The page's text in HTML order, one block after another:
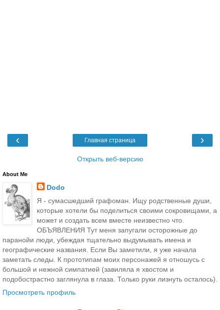
‹ ›
Главная страница
Открыть веб-версию
About Me
Dodo
Я - сумасшедший графоман. Ищу родственные души,
которые хотели бы поделиться своими сокровищами, а
может и создать всем вместе неизвестно что.
ОБЪЯВЛЕНИЯ Тут меня запугали осторожные до
паранойи люди, убеждая тщательно выдумывать имена и
географические названия. Если Вы заметили, я уже начала
заметать следы. К прототипам моих персонажей я отношусь с
большой и нежной симпатией (завиляла я хвостом и
подобострастно заглянула в глаза. Только руки лизнуть осталось).
Просмотреть профиль